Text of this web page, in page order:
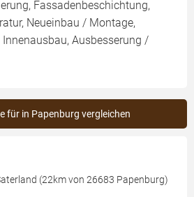
Fassadenbeschichtung,
Neueinbau / Montage,
Ausbesserung /
für in Papenburg vergleichen
(22km von 26683 Papenburg)